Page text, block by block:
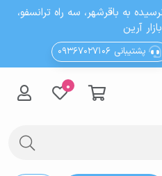
به باقرشهر، سه راه ترانسفو،
آرین
پشتیبانی 09367027106
0